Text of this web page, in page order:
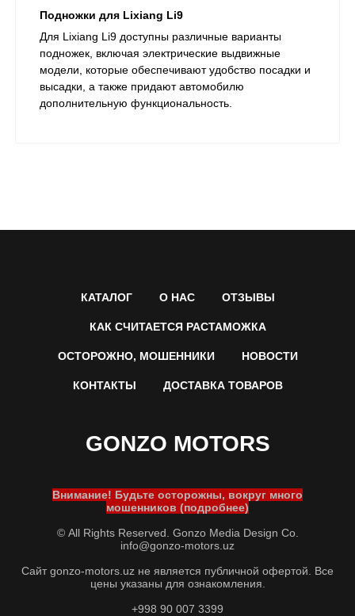
Подножки для Lixiang Li9
Для Lixiang Li9 доступны различные варианты
подножек, включая электрические выдвижные
модели, которые обеспечивают удобство посадки и
высадки, а также придают автомобилю
дополнительную функциональность.
КАТАЛОГ О НАС ОТЗЫВЫ
КАК СЧИТАЕТСЯ РАСТАМОЖКА
ОСТОРОЖНО, МОШЕННИКИ НОВОСТИ
КОНТАКТЫ ДОСТАВКА ТОВАРОВ
GONZO MOTORS
Внимание! Будьте осторожны, вокруг много
мошенников (подробнее)
© All Rights Reserved. Gonzo Media Design Co.
info@gonzo-motors.uz
Сайт gonzo-motors.uz не является публичной офертой. Все
цены указаны для ознакомления.
+998 90 007 3399